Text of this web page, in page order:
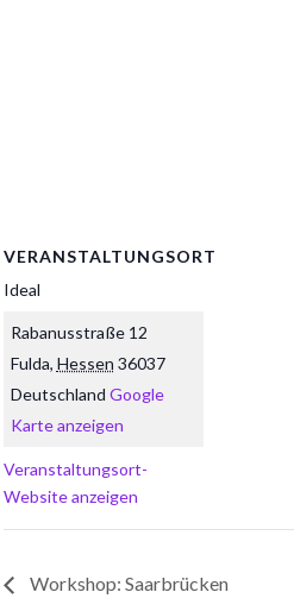
VERANSTALTUNGSORT
Ideal
Rabanusstraße 12
Fulda, Hessen 36037
Deutschland Google
Karte anzeigen
Veranstaltungsort-
Website anzeigen
Workshop: Saarbrücken